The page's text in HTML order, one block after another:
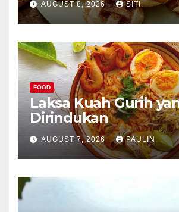
AUGUST 8, 2026 SITI
FOOD
Laksa Kuah Gurih
Dirindukan
AUGUST 7, 2026 PAULIN